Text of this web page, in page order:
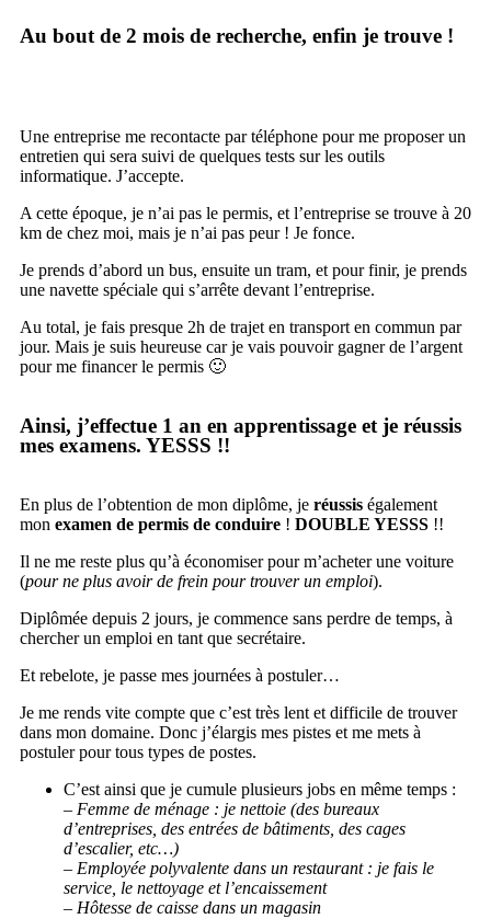
Au bout de 2 mois de recherche, enfin je trouve !
Une entreprise me recontacte par téléphone pour me proposer un
entretien qui sera suivi de quelques tests sur les outils
informatique. J’accepte.
A cette époque, je n’ai pas le permis, et l’entreprise se trouve à 20
km de chez moi, mais je n’ai pas peur ! Je fonce.
Je prends d’abord un bus, ensuite un tram, et pour finir, je prends
une navette spéciale qui s’arrête devant l’entreprise.
Au total, je fais presque 2h de trajet en transport en commun par
jour. Mais je suis heureuse car je vais pouvoir gagner de l’argent
pour me financer le permis 🙂
Ainsi, j’effectue 1 an en apprentissage et je réussis
mes examens. YESSS !!
En plus de l’obtention de mon diplôme, je réussis également
mon examen de permis de conduire ! DOUBLE YESSS !!
Il ne me reste plus qu’à économiser pour m’acheter une voiture
(pour ne plus avoir de frein pour trouver un emploi).
Diplômée depuis 2 jours, je commence sans perdre de temps, à
chercher un emploi en tant que secrétaire.
Et rebelote, je passe mes journées à postuler…
Je me rends vite compte que c’est très lent et difficile de trouver
dans mon domaine. Donc j’élargis mes pistes et me mets à
postuler pour tous types de postes.
C’est ainsi que je cumule plusieurs jobs en même temps :
– Femme de ménage : je nettoie (des bureaux
d’entreprises, des entrées de bâtiments, des cages
d’escalier, etc…)
– Employée polyvalente dans un restaurant : je fais le
service, le nettoyage et l’encaissement
– Hôtesse de caisse dans un magasin